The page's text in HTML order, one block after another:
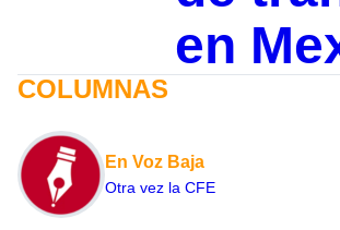
en
COLUMNAS
En Voz Baja
Otra vez la CFE